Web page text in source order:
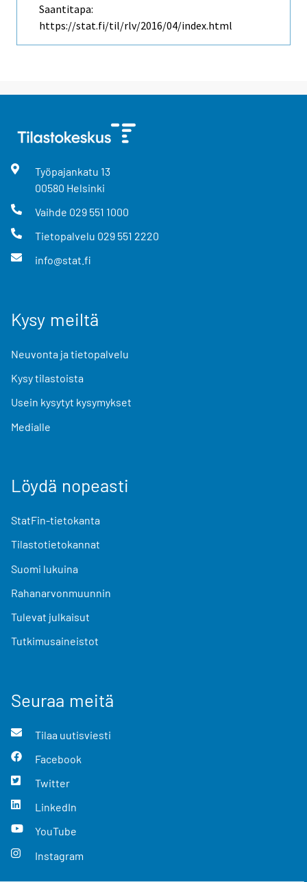
Saantitapa:
https://stat.fi/til/rlv/2016/04/index.html
Työpajankatu 13
00580 Helsinki
Vaihde 029 551 1000
Tietopalvelu 029 551 2220
info@stat.fi
Kysy meiltä
Neuvonta ja tietopalvelu
Kysy tilastoista
Usein kysytyt kysymykset
Medialle
Löydä nopeasti
StatFin-tietokanta
Tilastotietokannat
Suomi lukuina
Rahanarvonmuunnin
Tulevat julkaisut
Tutkimusaineistot
Seuraa meitä
Tilaa uutisviesti
Facebook
Twitter
LinkedIn
YouTube
Instagram